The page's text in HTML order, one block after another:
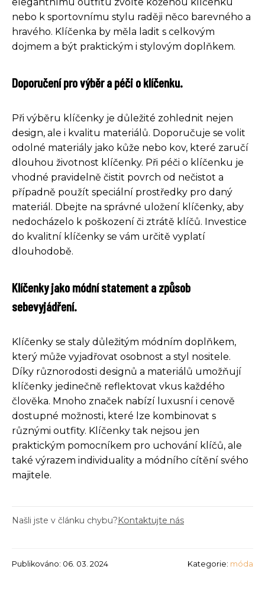
nebo k sportovnímu stylu raději něco barevného a
hravého. Klíčenka by měla ladit s celkovým
dojmem a být praktickým i stylovým doplňkem.
Doporučení pro výběr a péči o klíčenku.
Při výběru klíčenky je důležité zohlednit nejen
design, ale i kvalitu materiálů. Doporučuje se volit
odolné materiály jako kůže nebo kov, které zaručí
dlouhou životnost klíčenky. Při péči o klíčenku je
vhodné pravidelně čistit povrch od nečistot a
případně použít speciální prostředky pro daný
materiál. Dbejte na správné uložení klíčenky, aby
nedocházelo k poškození či ztrátě klíčů. Investice
do kvalitní klíčenky se vám určitě vyplatí
dlouhodobě.
Klíčenky jako módní statement a způsob
sebevyjádření.
Klíčenky se staly důležitým módním doplňkem,
který může vyjadřovat osobnost a styl nositele.
Díky různorodosti designů a materiálů umožňují
klíčenky jedinečně reflektovat vkus každého
člověka. Mnoho značek nabízí luxusní i cenově
dostupné možnosti, které lze kombinovat s
různými outfity. Klíčenky tak nejsou jen
praktickým pomocníkem pro uchování klíčů, ale
také výrazem individuality a módního cítění svého
majitele.
Našli jste v článku chybu?Kontaktujte nás
Publikováno: 06. 03. 2024 Kategorie: móda